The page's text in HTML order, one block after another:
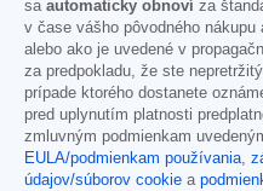
sa automaticky obnoví za
v čase vášho pôvodného nákupu
alebo ako je uvedené v
za predpokladu, že ste
prípade ktorého dostanete
pred uplynutím platnosti
zmluvným podmienkam
EULA/podmienkam používania,
údajov/súborov cookie a